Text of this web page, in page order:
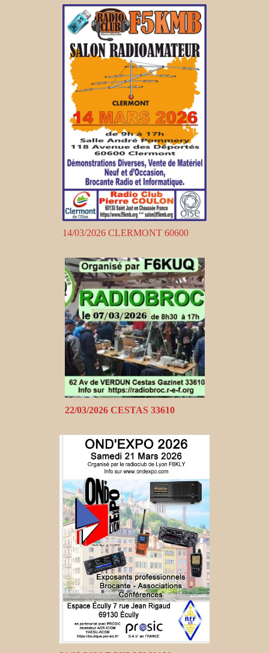
14/03/2026 CLERMONT 60600
22/03/2026 CESTAS 33610